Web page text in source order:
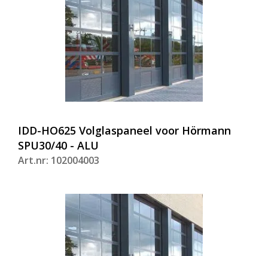
IDD-HO625 Volglaspaneel voor Hörmann
SPU30/40 - ALU
Art.nr: 102004003